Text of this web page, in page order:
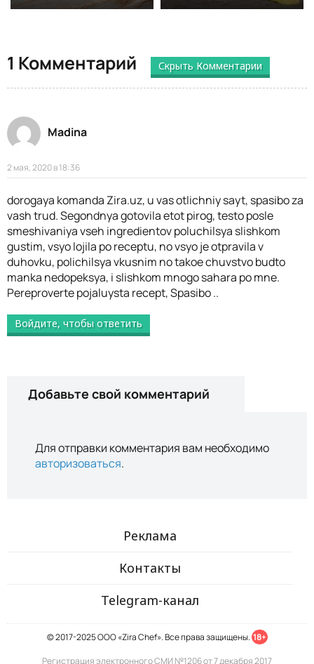
1 Комментарий Скрыть Комментарии
Madina
2 мая, 2020 в 18:36
dorogaya komanda Zira.uz, u vas otlichniy sayt, spasibo za
vash trud. Segondnya gotovila etot pirog, testo posle
smeshivaniya vseh ingredientov poluchilsya slishkom
gustim, vsyo lojila po receptu, no vsyo je otpravila v
duhovku, polichilsya vkusnim no takoe chuvstvo budto
manka nedopeksya, i slishkom mnogo sahara po mne.
Pereproverte pojaluysta recept, Spasibo ..
Войдите, чтобы ответить
Добавьте свой комментарий
Для отправки комментария вам необходимо
авторизоваться.
Реклама
Контакты
Telegram-канал
© 2017-2025 ООО «Zira Chef». Все права защищены. 18+
Регистрация электронного СМИ №1206 от 7 декабря 2017